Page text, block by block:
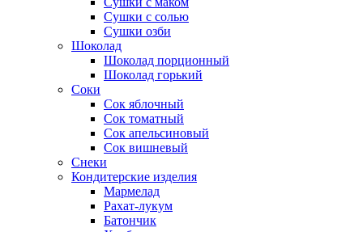
Сушки с солью
Сушки озби
Шоколад
Шоколад порционный
Шоколад горький
Соки
Сок яблочный
Сок томатный
Сок апельсиновый
Сок вишневый
Снеки
Кондитерские изделия
Мармелад
Рахат-лукум
Батончик